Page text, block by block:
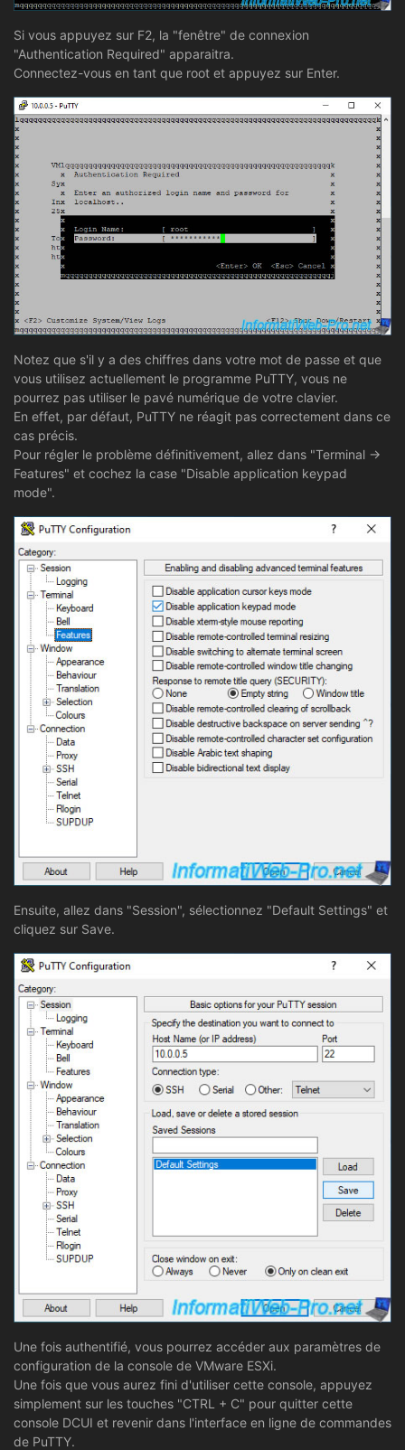
Si vous appuyez sur F2, la "fenêtre" de connexion
"Authentication Required" apparaitra.
Connectez-vous en tant que root et appuyez sur Enter.
Notez que s'il y a des chiffres dans votre mot de passe et que
vous utilisez actuellement le programme PuTTY, vous ne
pourrez pas utiliser le pavé numérique de votre clavier.
En effet, par défaut, PuTTY ne réagit pas correctement dans ce
cas précis.
Pour régler le problème définitivement, allez dans "Terminal ->
Features" et cochez la case "Disable application keypad
mode".
Ensuite, allez dans "Session", sélectionnez "Default Settings" et
cliquez sur Save.
Une fois authentifié, vous pourrez accéder aux paramètres de
configuration de la console de VMware ESXi.
Une fois que vous aurez fini d'utiliser cette console, appuyez
simplement sur les touches "CTRL + C" pour quitter cette
console DCUI et revenir dans l'interface en ligne de commandes
de PuTTY.